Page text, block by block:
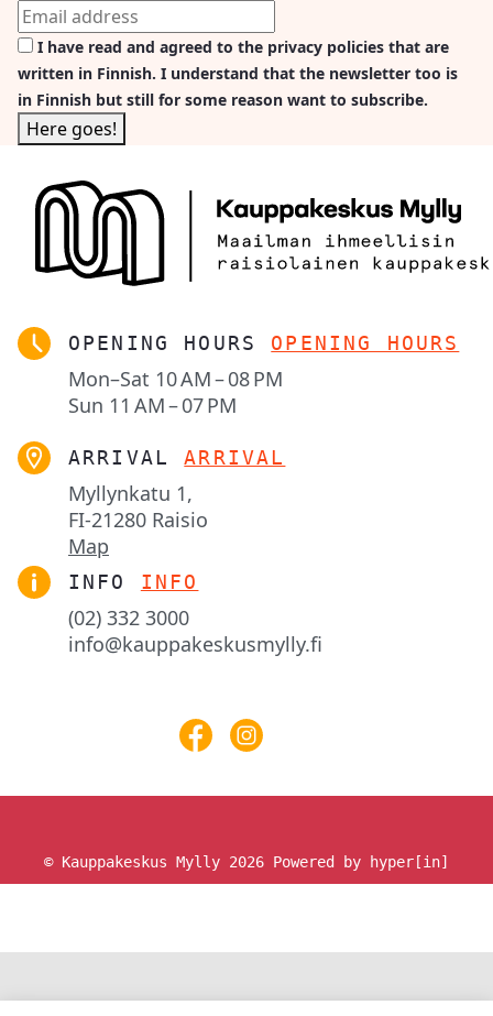
I have read and agreed to the privacy policies that are
written in Finnish. I understand that the newsletter too is
in Finnish but still for some reason want to subscribe.
OPENING HOURS OPENING HOURS
Mon–Sat 10 AM – 08 PM
Sun 11 AM – 07 PM
ARRIVAL ARRIVAL
Myllynkatu 1,
FI-21280 Raisio
Map
INFO INFO
(02) 332 3000
info@kauppakeskusmylly.fi
© Kauppakeskus Mylly 2026 Powered by hyper[in]